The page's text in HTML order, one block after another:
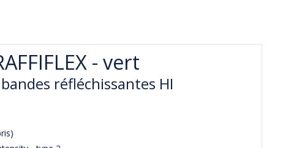
- vert
réfléchissantes HI